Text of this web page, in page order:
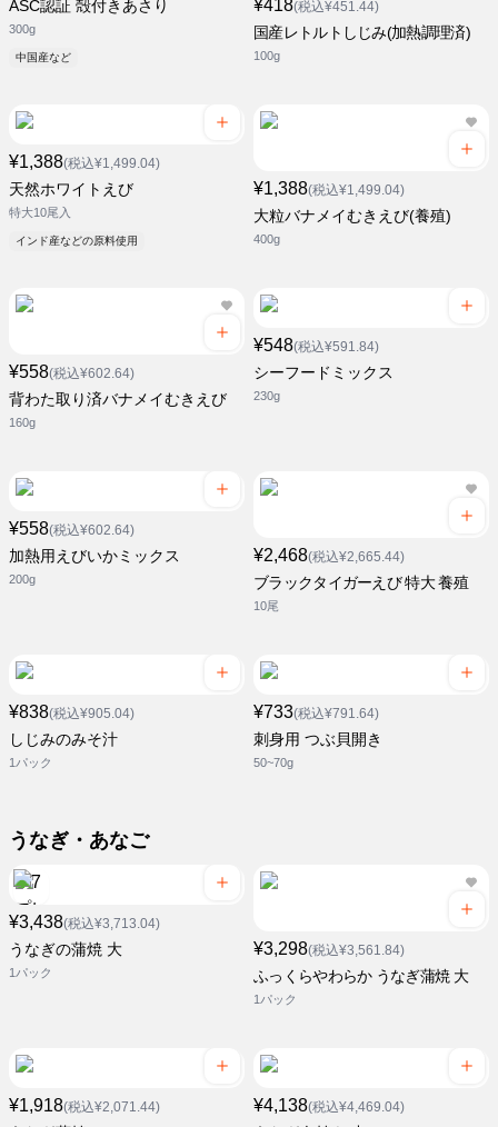
ASC認証 殻付きあさり
300g
中国産など
¥418(税込¥451.44)
国産レトルトしじみ(加熱調理済)
100g
¥1,388(税込¥1,499.04)
天然ホワイトえび
特大10尾入
インド産などの原料使用
¥1,388(税込¥1,499.04)
大粒バナメイむきえび(養殖)
400g
¥558(税込¥602.64)
背わた取り済バナメイむきえび
160g
¥548(税込¥591.84)
シーフードミックス
230g
¥558(税込¥602.64)
加熱用えびいかミックス
200g
¥2,468(税込¥2,665.44)
ブラックタイガーえび 特大 養殖
10尾
¥838(税込¥905.04)
しじみのみそ汁
1パック
¥733(税込¥791.64)
刺身用 つぶ貝開き
50~70g
うなぎ・あなご
¥3,438(税込¥3,713.04)
うなぎの蒲焼 大
1パック
¥3,298(税込¥3,561.84)
ふっくらやわらか うなぎ蒲焼 大
1パック
¥1,918(税込¥2,071.44) ¥4,138(税込¥4,469.04)